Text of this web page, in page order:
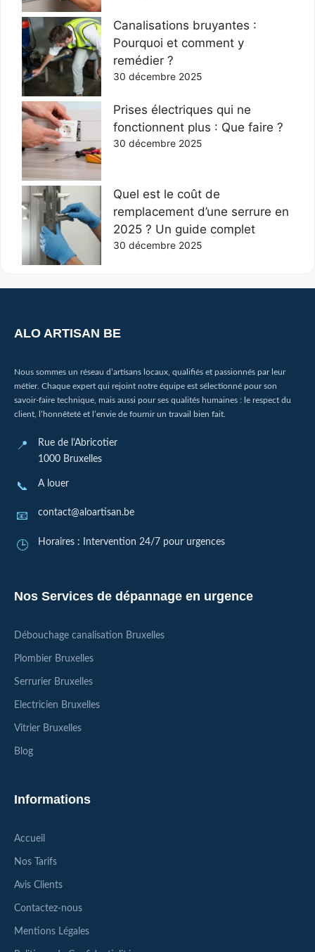
Canalisations bruyantes :
Pourquoi et comment y
remédier ?
30 décembre 2025
Prises électriques qui ne
fonctionnent plus : Que faire ?
30 décembre 2025
Quel est le coût de
remplacement d’une serrure en
2025 ? Un guide complet
30 décembre 2025
ALO ARTISAN BE
Nous sommes un réseau d’artisans locaux, qualifiés et passionnés par leur
métier. Chaque expert qui rejoint notre équipe est sélectionné pour son
savoir-faire technique, mais aussi pour ses qualités humaines : le respect du
client, l’honnêteté et l’envie de fournir un travail bien fait.
Rue de l'Abricotier
1000 Bruxelles
A louer
contact@aloartisan.be
Horaires : Intervention 24/7 pour urgences
Nos Services de dépannage en urgence
Débouchage canalisation Bruxelles
Plombier Bruxelles
Serrurier Bruxelles
Electricien Bruxelles
Vitrier Bruxelles
Blog
Informations
Accueil
Nos Tarifs
Avis Clients
Contactez-nous
Mentions Légales